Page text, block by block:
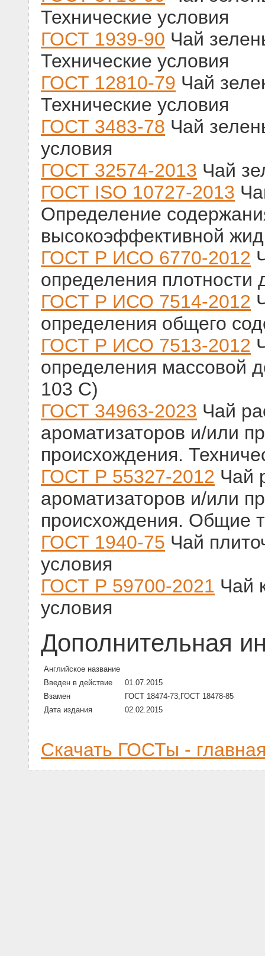
Технические условия
ГОСТ 1939-90 Чай
Технические условия
ГОСТ 12810-79 Чай
Технические условия
ГОСТ 3483-78 Чай
условия
ГОСТ 32574-2013 Чай
ГОСТ ISO 10727-2013
Определение
высокоэффективной
ГОСТ Р ИСО 6770-2012
определения плотности
ГОСТ Р ИСО 7514-2012
определения общего
ГОСТ Р ИСО 7513-2012
определения массовой
103 C)
ГОСТ 34963-2023 Чай
ароматизаторов и/или
происхождения.
ГОСТ Р 55327-2012 Чай
ароматизаторов и/или
происхождения. Общие
ГОСТ 1940-75 Чай
условия
ГОСТ Р 59700-2021 Чай
условия
Дополнительная
Английское название
Введен в действие
01.07.2015
Взамен
ГОСТ 18474-73;ГОСТ 18478-85
Дата издания
02.02.2015
Скачать ГОСТы -